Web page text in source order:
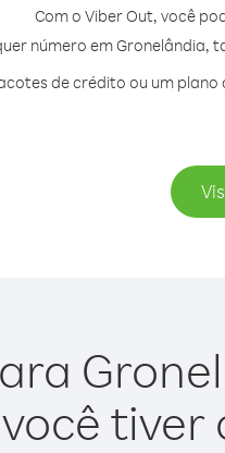
Com o Viber Out, você
número em
de crédito ou um